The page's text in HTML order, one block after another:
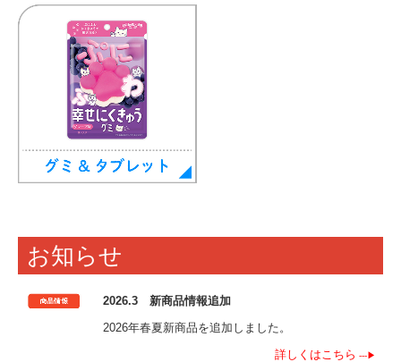
環境への取り組み
一般事業主行動計画
健康経営宣言
製造所固有記号について
採用情報
私たちがつくっています
募集要項 一覧表
お知らせ
2026.3 新商品情報追加
2026年春夏新商品を追加しました。
詳しくはこちら ---▶